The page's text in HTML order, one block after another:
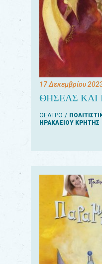
17 Δεκεμβρίου
ΘΗΣΕΑΣ ΚΑΙ
ΘΕΑΤΡΟ
ΗΡΑΚΛΕΙΟΥ ΚΡΗΤΗΣ